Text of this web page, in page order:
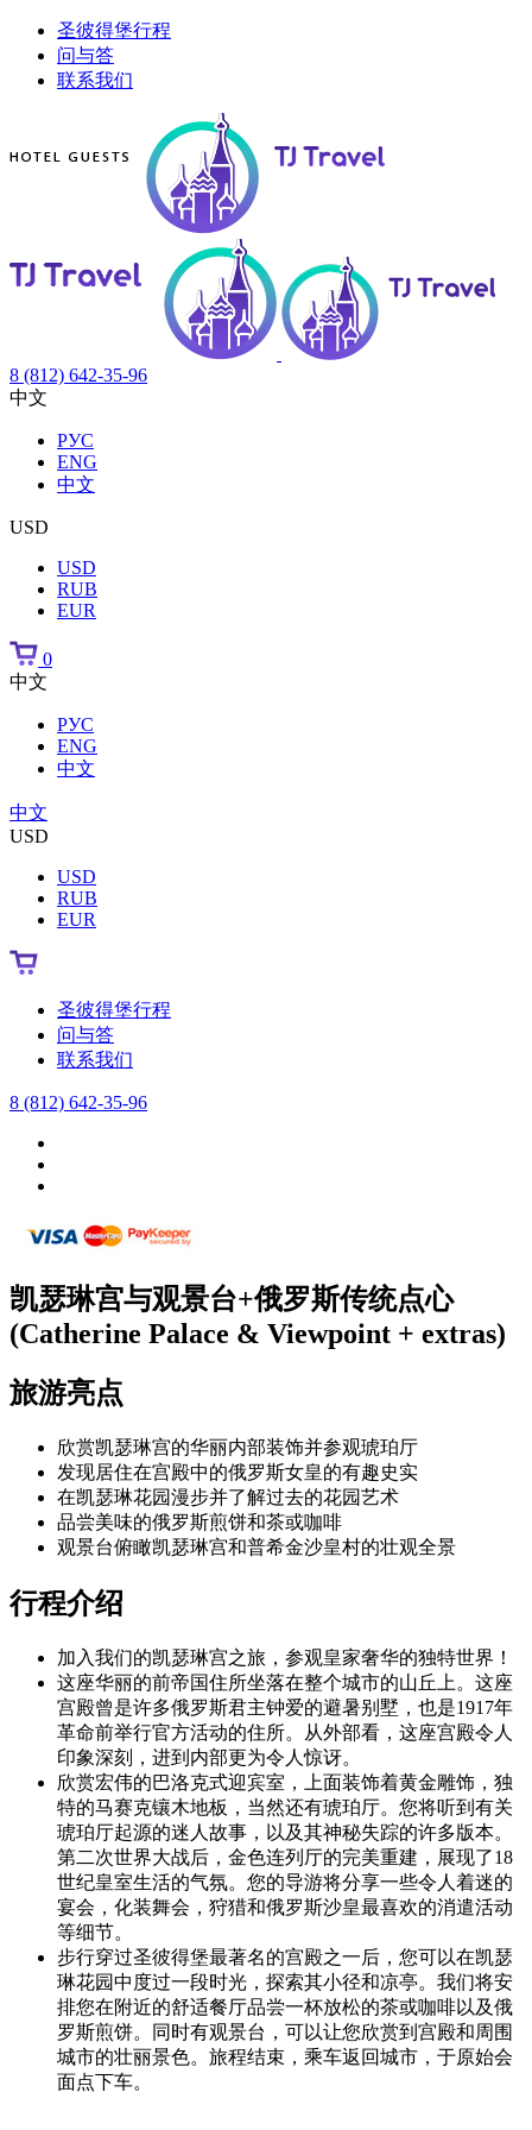
圣彼得堡行程
问与答
联系我们
8 (812) 642-35-96
中文
РУС
ENG
中文
USD
USD
RUB
EUR
0
中文
РУС
ENG
中文
中文
USD
USD
RUB
EUR
圣彼得堡行程
问与答
联系我们
8 (812) 642-35-96
凯瑟琳宫与观景台+俄罗斯传统点心
(Catherine Palace & Viewpoint + extras)
旅游亮点
欣赏凯瑟琳宫的华丽内部装饰并参观琥珀厅
发现居住在宫殿中的俄罗斯女皇的有趣史实
在凯瑟琳花园漫步并了解过去的花园艺术
品尝美味的俄罗斯煎饼和茶或咖啡
观景台俯瞰凯瑟琳宫和普希金沙皇村的壮观全景
行程介绍
加入我们的凯瑟琳宫之旅，参观皇家奢华的独特世界！
这座华丽的前帝国住所坐落在整个城市的山丘上。这座
宫殿曾是许多俄罗斯君主钟爱的避暑别墅，也是1917年
革命前举行官方活动的住所。从外部看，这座宫殿令人
印象深刻，进到内部更为令人惊讶。
欣赏宏伟的巴洛克式迎宾室，上面装饰着黄金雕饰，独
特的马赛克镶木地板，当然还有琥珀厅。您将听到有关
琥珀厅起源的迷人故事，以及其神秘失踪的许多版本。
第二次世界大战后，金色连列厅的完美重建，展现了18
世纪皇室生活的气氛。您的导游将分享一些令人着迷的
宴会，化装舞会，狩猎和俄罗斯沙皇最喜欢的消遣活动
等细节。
步行穿过圣彼得堡最著名的宫殿之一后，您可以在凯瑟
琳花园中度过一段时光，探索其小径和凉亭。我们将安
排您在附近的舒适餐厅品尝一杯放松的茶或咖啡以及俄
罗斯煎饼。同时有观景台，可以让您欣赏到宫殿和周围
城市的壮丽景色。旅程结束，乘车返回城市，于原始会
面点下车。